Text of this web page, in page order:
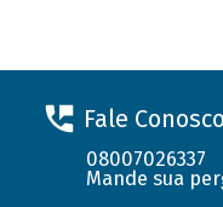
Fale Conosco
08007026337
Mande sua